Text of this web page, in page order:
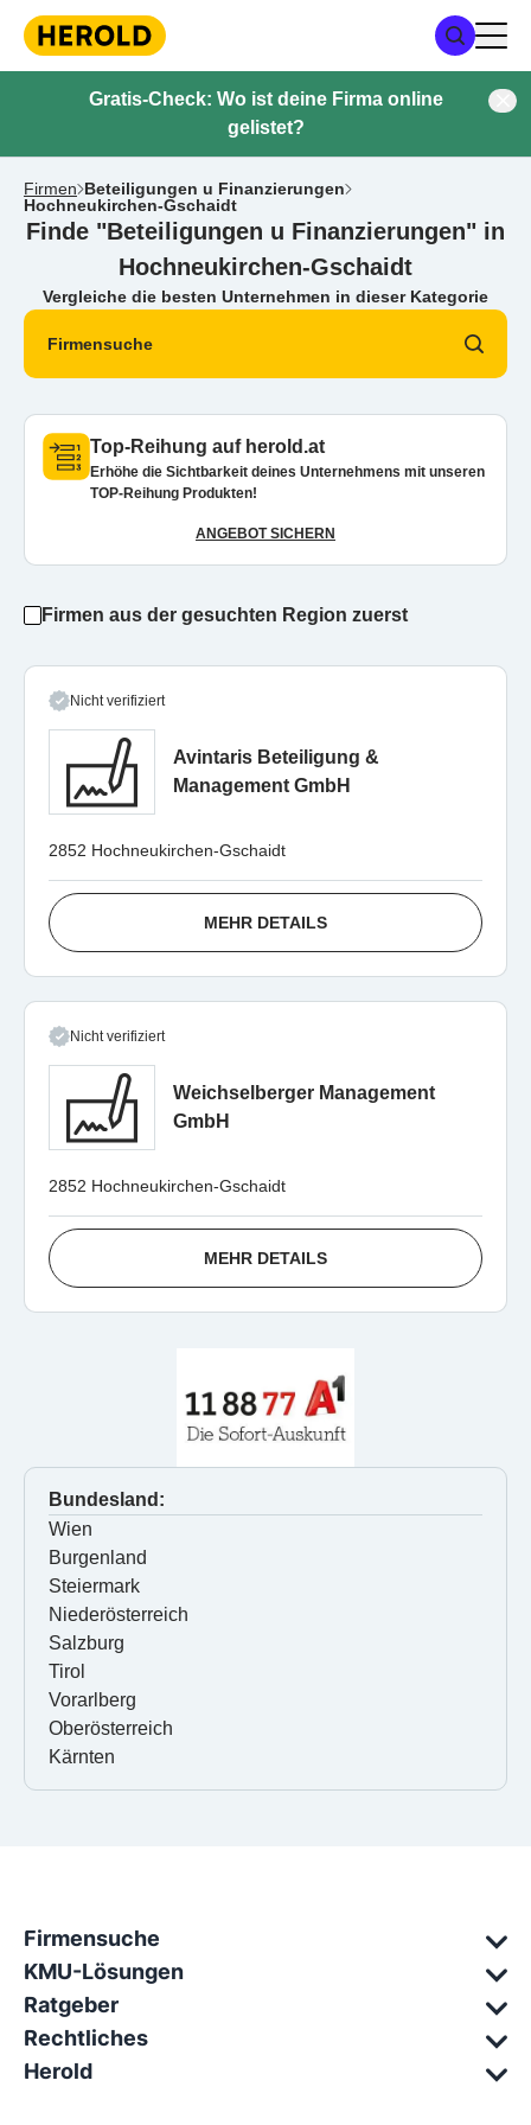
Gratis-Check: Wo ist deine Firma online
gelistet?
Firmen Beteiligungen u Finanzierungen
Hochneukirchen-Gschaidt
Finde "Beteiligungen u Finanzierungen" in
Hochneukirchen-Gschaidt
Vergleiche die besten Unternehmen in dieser Kategorie
Firmensuche
Top-Reihung auf herold.at
Erhöhe die Sichtbarkeit deines Unternehmens mit unseren
TOP-Reihung Produkten!
ANGEBOT SICHERN
Firmen aus der gesuchten Region zuerst
Nicht verifiziert
Avintaris Beteiligung &
Management GmbH
2852 Hochneukirchen-Gschaidt
MEHR DETAILS
Nicht verifiziert
Weichselberger Management
GmbH
2852 Hochneukirchen-Gschaidt
MEHR DETAILS
Bundesland:
Wien
Burgenland
Steiermark
Niederösterreich
Salzburg
Tirol
Vorarlberg
Oberösterreich
Kärnten
Firmensuche
KMU-Lösungen
Ratgeber
Rechtliches
Herold